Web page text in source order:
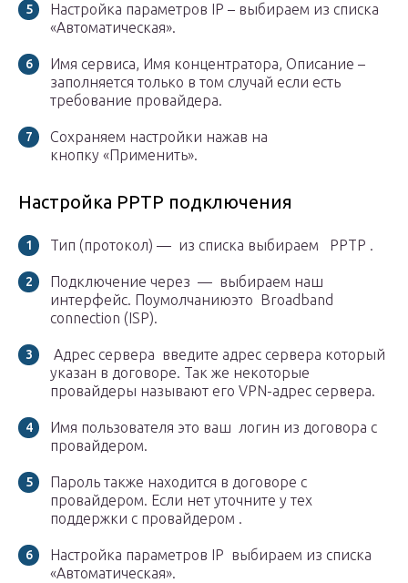
Настройка параметров IP – выбираем из списка
«Автоматическая».
Имя сервиса, Имя концентратора, Описание –
заполняется только в том случай если есть
требование провайдера.
Сохраняем настройки нажав на
кнопку «Применить».
Настройка PPTP подключения
Тип (протокол) — из списка выбираем PPTP .
Подключение через — выбираем наш
интерфейс. Поумолчаниюэто Broadband
connection (ISP).
Адрес сервера введите адрес сервера который
указан в договоре. Так же некоторые
провайдеры называют его VPN-адрес сервера.
Имя пользователя это ваш логин из договора с
провайдером.
Пароль также находится в договоре с
провайдером. Если нет уточните у тех
поддержки с провайдером .
Настройка параметров IP выбираем из списка
«Автоматическая».